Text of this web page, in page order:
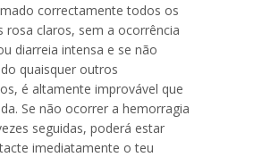
correctamente todos os
rosa claros, sem a ocorrência
diarreia intensa e se não
quaisquer outros
é altamente improvável que
Se não ocorrer a hemorragia
seguidas, poderá estar
imediatamente o teu